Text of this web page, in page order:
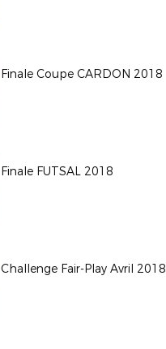
Finale Coupe CARDON 2018
Finale FUTSAL 2018
Challenge Fair-Play Avril 2018